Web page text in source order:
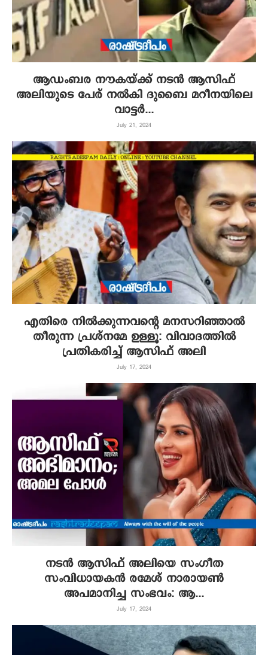
ആഡംബര നൗകയ്ക്ക് നടന്‍ ആസിഫ്
അലിയുടെ പേര് നല്‍കി ദുബൈ മറീനയിലെ
വാട്ടര്‍...
July 21, 2024
എതിരെ നില്‍ക്കുന്നവന്‍റെ മനസറിഞ്ഞാല്‍
തീരുന്ന പ്രശ്നമേ ഉള്ളൂ: വിവാദത്തില്‍
പ്രതികരിച്ച് ആസിഫ് അലി
July 17, 2024
നടന്‍ ആസിഫ് അലിയെ സംഗീത
സംവിധായകന്‍ രമേശ് നാരായണ്‍
അപമാനിച്ച സംഭവം: ആ...
July 17, 2024